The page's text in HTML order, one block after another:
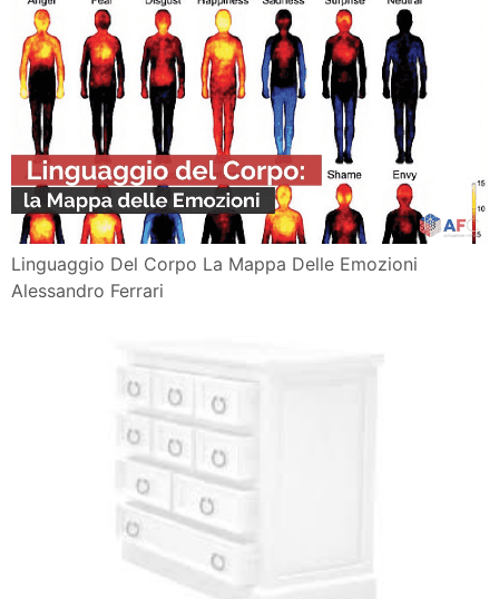
Linguaggio Del Corpo La Mappa Delle Emozioni
Alessandro Ferrari